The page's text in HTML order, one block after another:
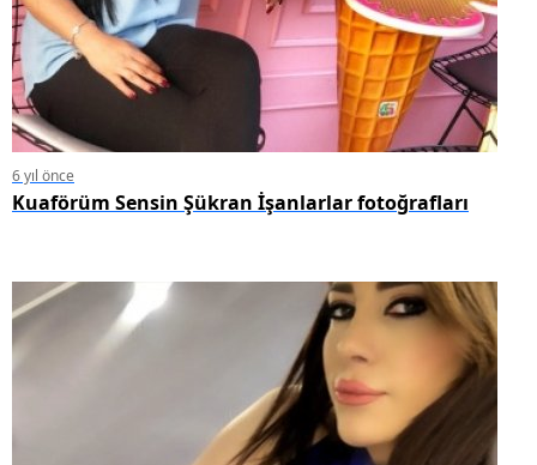
6 yıl önce
Kuaförüm Sensin Şükran İşanlarlar fotoğrafları